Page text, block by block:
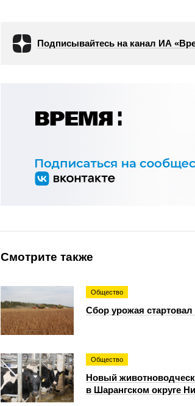
Подписывайтесь на канал ИА
Смотрите также
Общество
Сбор урожая
Общество
Новый
в Шарангском округе